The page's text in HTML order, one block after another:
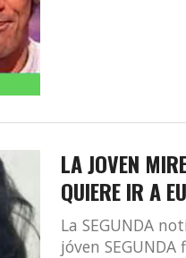
LA JOVEN
QUIERE IR A
La SEGUNDA
jóven